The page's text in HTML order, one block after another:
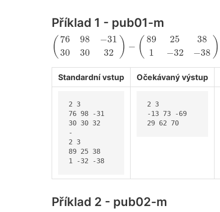
Příklad 1 - pub01-m
( 76 98 −31
30
30 32 ) − ( 89 25
38
1
−32 −38 )
7698 −31 303032 −( 89 38 32− 38
Standardní vstup Očekávaný výstup
2 3
76 98 -31
30 30 32
-
2 3
89 25 38
1 -32 -38
2 3
-13 73 -69
29 62 70
Příklad 2 - pub02-m